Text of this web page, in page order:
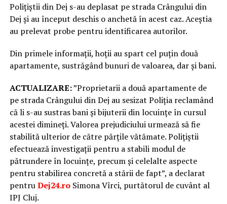
Polițiștii din Dej s-au deplasat pe strada Crângului din
Dej și au început deschis o anchetă în acest caz. Aceștia
au prelevat probe pentru identificarea autorilor.
Din primele informații, hoții au spart cel puțin două
apartamente, sustrăgând bunuri de valoarea, dar și bani.
ACTUALIZARE:”Proprietarii a două apartamente de
pe strada Crângului din Dej au sesizat Poliția reclamând
că li s-au sustras bani și bijuterii din locuințe în cursul
acestei dimineți. Valorea prejudiciului urmează să fie
stabilită ulterior de către părțile vătămate. Polițiștii
efectuează investigații pentru a stabili modul de
pătrundere în locuințe, precum și celelalte aspecte
pentru stabilirea concretă a stării de fapt”, a declarat
pentruDej24.roSimona Vîrci, purtătorul de cuvânt al
IPJ Cluj.